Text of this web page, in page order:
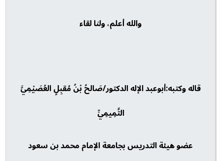
والله أعلم، ولنا لقاء
قاله وكتبه:أبوعبد الإله الدكتور/صَالحُ بْنُ مُقبِلٍ العُصَيْمِيَّ
التَّمِيمِيِّ
عضو هيئة التدريس بجامعة الإمام محمد بن سعود